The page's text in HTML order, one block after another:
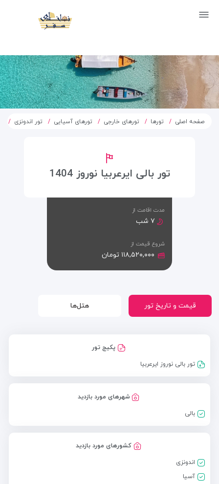
صفحه اصلی تورها تورهای خارجی تورهای آسیایی تور اندونزی
تور بالی ایرعربیا نوروز 1404
مدت اقامت از
۷ شب
شروع قیمت از
۱۱۸,۵۲۰,۰۰۰ تومان
قیمت و تاریخ تور هتل‌ها
پکیج تور
تور بالی نوروز ایرعربیا
شهرهای مورد بازدید
بالی
کشورهای مورد بازدید
اندونزی
آسیا